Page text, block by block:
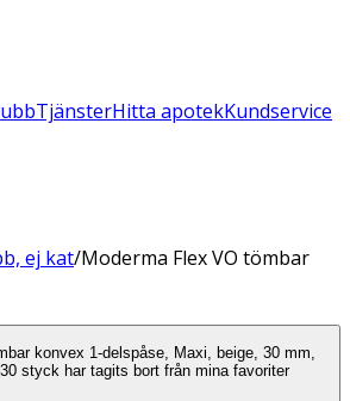
TjänsterHitta apotekKundservice
ej kat/Moderma Flex VO tömbar
konvex 1-delspåse, Maxi, beige, 30 mm,
styck har tagits bort från mina favoriter